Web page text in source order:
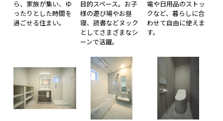
ら、家族が集い、ゆ
ったりとした時間を
過ごせる住まい。
目的スペース。お子
様の遊び場やお昼
寝、読書などヌック
としてさまざまなシ
ーンで活躍。
電や日用品のストッ
クなど、暮らしに合
わせて自由に使えま
す。